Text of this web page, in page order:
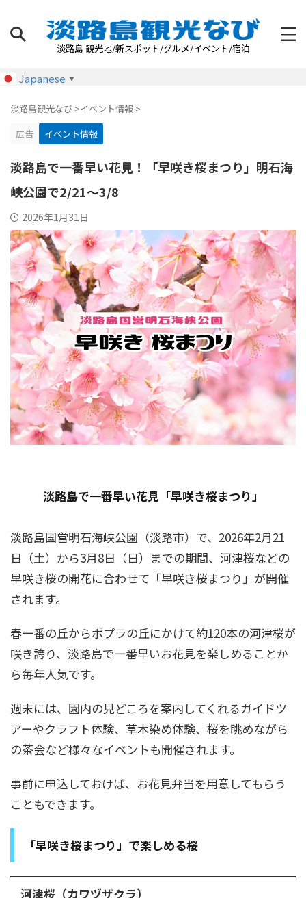
淡路島 観光地/新スポット/グルメ/イベント/宿泊
Japanese ▼
淡路島観光なび >イベント情報 >
広告
イベント情報
淡路島で一番早い花見！「早咲き桜まつり」明石海
峡公園で2/21～3/8
2026年1月31日
淡路島で一番早い花見「早咲き桜まつり」
淡路島国営明石海峡公園（淡路市）で、2026年2月21
日（土）から3月8日（日）までの期間、河津桜などの
早咲き桜の開花に合わせて「早咲き桜まつり」が開催
されます。
春一番の丘からポプラの丘にかけて約120本の河津桜が
咲き誇り、淡路島で一番早いお花見を楽しめることか
ら毎年人気です。
週末には、園内の見どころを案内してくれるガイドツ
アーやクラフト体験、草木染め体験、桜を眺めながら
の茶会など様々なイベントも開催されます。
事前に申込しておけば、お花見弁当を用意してもらう
こともできます。
「早咲き桜まつり」で楽しめる桜
河津桜（カワヅザクラ）